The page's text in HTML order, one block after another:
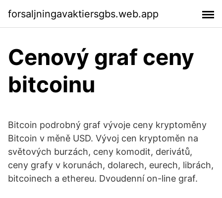
forsaljningavaktiersgbs.web.app
Cenový graf ceny
bitcoinu
Bitcoin podrobný graf vývoje ceny kryptoměny
Bitcoin v měně USD. Vývoj cen kryptoměn na
světových burzách, ceny komodit, derivátů,
ceny grafy v korunách, dolarech, eurech, librách,
bitcoinech a ethereu. Dvoudenní on-line graf.